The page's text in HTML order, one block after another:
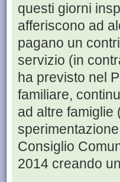
questi giorni
afferiscono ad
pagano un
servizio (in
ha previsto nel
familiare,
ad altre famiglie
Consiglio
2014 creando